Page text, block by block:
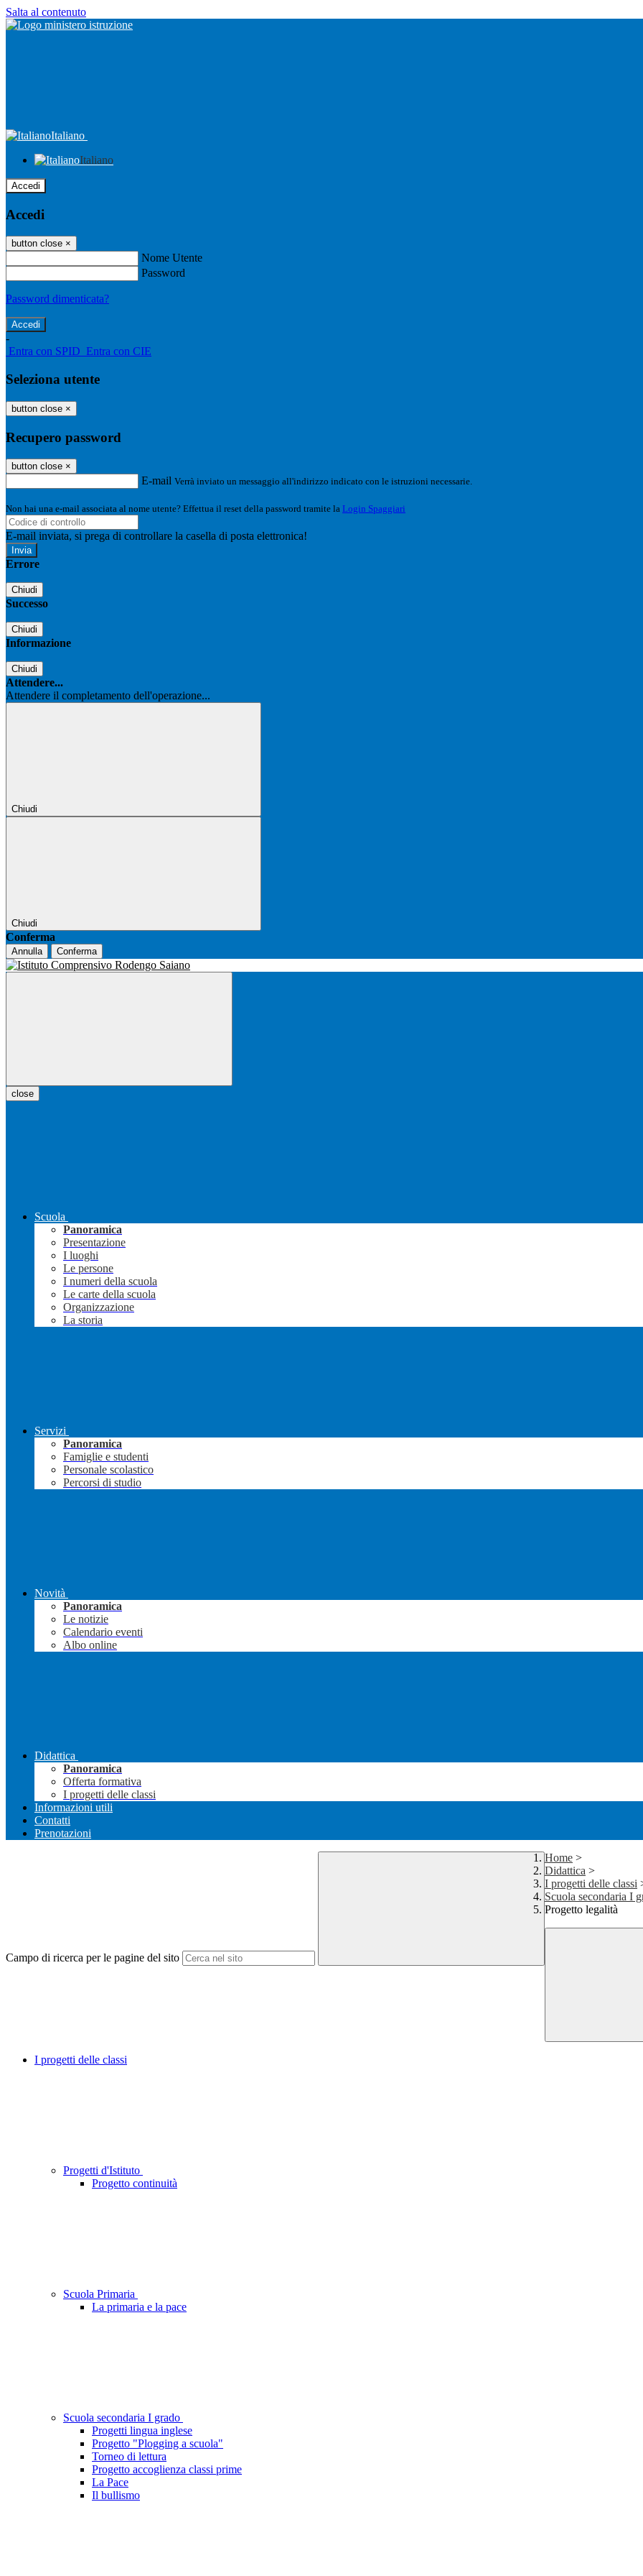
Salta al contenuto
Italiano
Italiano
Accedi
Accedi
button close ×
Nome Utente
Password
Password dimenticata?
-
Entra con SPID Entra con CIE
Seleziona utente
button close ×
Recupero password
button close ×
E-mail Verrà inviato un messaggio all'indirizzo indicato con le istruzioni necessarie.
Non hai una e-mail associata al nome utente? Effettua il reset della password tramite la Login Spaggiari
E-mail inviata, si prega di controllare la casella di posta elettronica!
Errore
Chiudi
Successo
Chiudi
Informazione
Chiudi
Attendere...
Attendere il completamento dell'operazione...
Chiudi
Chiudi
Conferma
Annulla Conferma
close
Scuola
Panoramica
Presentazione
I luoghi
Le persone
I numeri della scuola
Le carte della scuola
Organizzazione
La storia
Servizi
Panoramica
Famiglie e studenti
Personale scolastico
Percorsi di studio
Novità
Panoramica
Le notizie
Calendario eventi
Albo online
Didattica
Panoramica
Offerta formativa
I progetti delle classi
Informazioni utili
Contatti
Prenotazioni
Campo di ricerca per le pagine del sito
Home >
Didattica >
I progetti delle classi
Scuola secondaria I
Progetto legalità
I progetti delle classi
Progetti d'Istituto
Progetto continuità
Scuola Primaria
La primaria e la pace
Scuola secondaria I grado
Progetti lingua inglese
Progetto "Plogging a scuola"
Torneo di lettura
Progetto accoglienza classi prime
La Pace
Il bullismo